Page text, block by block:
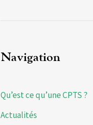
Navigation
Qu’est ce qu’une CPTS ?
Actualités